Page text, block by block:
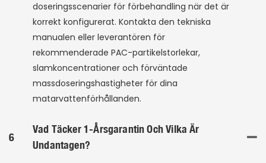
doseringsscenarier för förbehandling när det är
korrekt konfigurerat. Kontakta den tekniska
manualen eller leverantören för
rekommenderade PAC-partikelstorlekar,
slamkoncentrationer och förväntade
massdoseringshastigheter för dina
matarvattenförhållanden.
6
Vad Täcker 1-Årsgarantin Och Vilka Är
Undantagen?